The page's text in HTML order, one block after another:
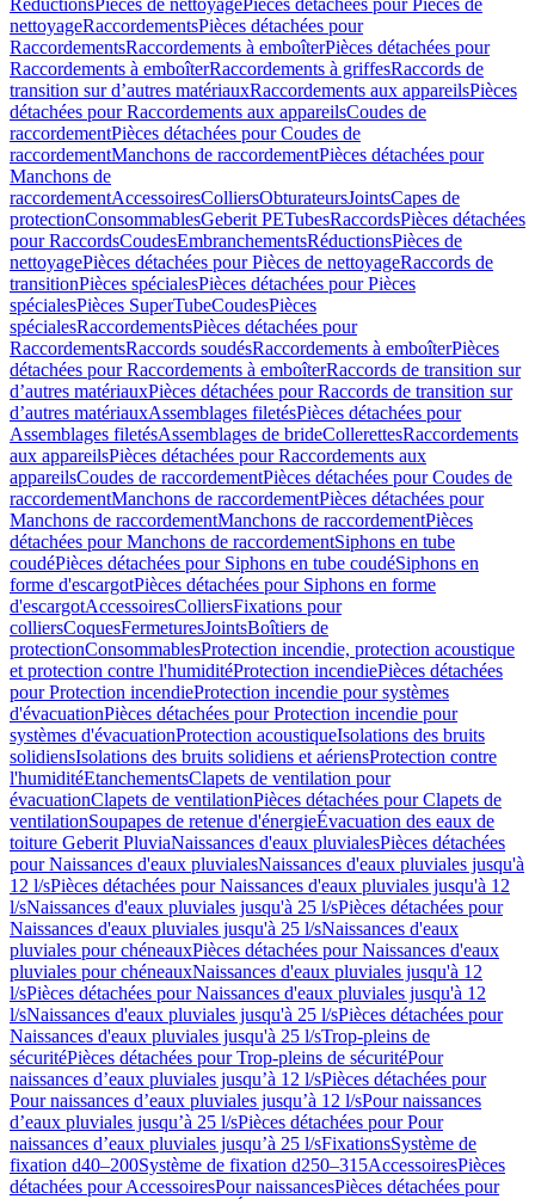
RéductionsPièces de nettoyagePièces détachées pour Pièces de
nettoyageRaccordementsPièces détachées pour
RaccordementsRaccordements à emboîterPièces détachées pour
Raccordements à emboîterRaccordements à griffesRaccords de
transition sur d’autres matériauxRaccordements aux appareilsPièces
détachées pour Raccordements aux appareilsCoudes de
raccordementPièces détachées pour Coudes de
raccordementManchons de raccordementPièces détachées pour
Manchons de
raccordementAccessoiresColliersObturateursJointsCapes de
protectionConsommablesGeberit PETubesRaccordsPièces détachées
pour RaccordsCoudesEmbranchementsRéductionsPièces de
nettoyagePièces détachées pour Pièces de nettoyageRaccords de
transitionPièces spécialesPièces détachées pour Pièces
spécialesPièces SuperTubeCoudesPièces
spécialesRaccordementsPièces détachées pour
RaccordementsRaccords soudésRaccordements à emboîterPièces
détachées pour Raccordements à emboîterRaccords de transition sur
d’autres matériauxPièces détachées pour Raccords de transition sur
d’autres matériauxAssemblages filetésPièces détachées pour
Assemblages filetésAssemblages de brideCollerettesRaccordements
aux appareilsPièces détachées pour Raccordements aux
appareilsCoudes de raccordementPièces détachées pour Coudes de
raccordementManchons de raccordementPièces détachées pour
Manchons de raccordementManchons de raccordementPièces
détachées pour Manchons de raccordementSiphons en tube
coudéPièces détachées pour Siphons en tube coudéSiphons en
forme d'escargotPièces détachées pour Siphons en forme
d'escargotAccessoiresColliersFixations pour
colliersCoquesFermeturesJointsBoîtiers de
protectionConsommablesProtection incendie, protection acoustique
et protection contre l'humiditéProtection incendiePièces détachées
pour Protection incendieProtection incendie pour systèmes
d'évacuationPièces détachées pour Protection incendie pour
systèmes d'évacuationProtection acoustiqueIsolations des bruits
solidiensIsolations des bruits solidiens et aériensProtection contre
l'humiditéEtanchementsClapets de ventilation pour
évacuationClapets de ventilationPièces détachées pour Clapets de
ventilationSoupapes de retenue d'énergieÉvacuation des eaux de
toiture Geberit PluviaNaissances d'eaux pluvialesPièces détachées
pour Naissances d'eaux pluvialesNaissances d'eaux pluviales jusqu'à
12 l/sPièces détachées pour Naissances d'eaux pluviales jusqu'à 12
l/sNaissances d'eaux pluviales jusqu'à 25 l/sPièces détachées pour
Naissances d'eaux pluviales jusqu'à 25 l/sNaissances d'eaux
pluviales pour chéneauxPièces détachées pour Naissances d'eaux
pluviales pour chéneauxNaissances d'eaux pluviales jusqu'à 12
l/sPièces détachées pour Naissances d'eaux pluviales jusqu'à 12
l/sNaissances d'eaux pluviales jusqu'à 25 l/sPièces détachées pour
Naissances d'eaux pluviales jusqu'à 25 l/sTrop-pleins de
sécuritéPièces détachées pour Trop-pleins de sécuritéPour
naissances d’eaux pluviales jusqu’à 12 l/sPièces détachées pour
Pour naissances d’eaux pluviales jusqu’à 12 l/sPour naissances
d’eaux pluviales jusqu’à 25 l/sPièces détachées pour Pour
naissances d’eaux pluviales jusqu’à 25 l/sFixationsSystème de
fixation d40–200Système de fixation d250–315AccessoiresPièces
détachées pour AccessoiresPour naissancesPièces détachées pour